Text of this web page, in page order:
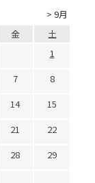
> 9月
金
土
1
7
8
14
15
21
22
28
29